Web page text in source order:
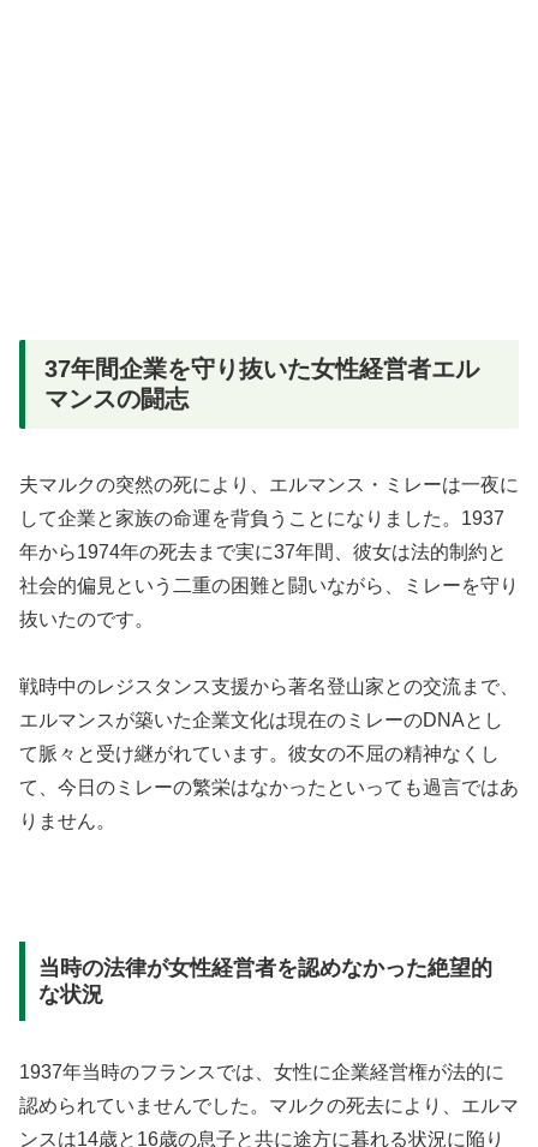
37年間企業を守り抜いた女性経営者エル
マンスの闘志
夫マルクの突然の死により、エルマンス・ミレーは一夜に
して企業と家族の命運を背負うことになりました。1937
年から1974年の死去まで実に37年間、彼女は法的制約と
社会的偏見という二重の困難と闘いながら、ミレーを守り
抜いたのです。
戦時中のレジスタンス支援から著名登山家との交流まで、
エルマンスが築いた企業文化は現在のミレーのDNAとし
て脈々と受け継がれています。彼女の不屈の精神なくし
て、今日のミレーの繁栄はなかったといっても過言ではあ
りません。
当時の法律が女性経営者を認めなかった絶望的
な状況
1937年当時のフランスでは、女性に企業経営権が法的に
認められていませんでした。マルクの死去により、エルマ
ンスは14歳と16歳の息子と共に途方に暮れる状況に陥り